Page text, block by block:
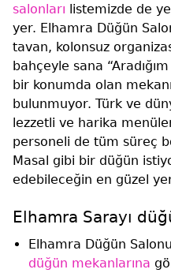
salonları listemizde de
yer. Elhamra Düğün
tavan, kolonsuz
bahçeyle sana
bir konumda olan
bulunmuyor. Türk ve
lezzetli ve harika
personeli de tüm süreç
Masal gibi bir düğün
edebileceğin en güzel
Elhamra Sarayı
Elhamra Düğün
düğün mekanlarına